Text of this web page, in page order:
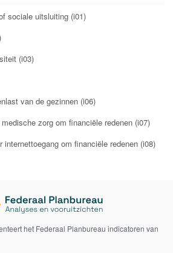
sociale uitsluiting (i01)
(i03)
van de gezinnen (i06)
zorg om financiële redenen (i07)
internettoegang om financiële redenen (i08)
het Federaal Planbureau indicatoren van